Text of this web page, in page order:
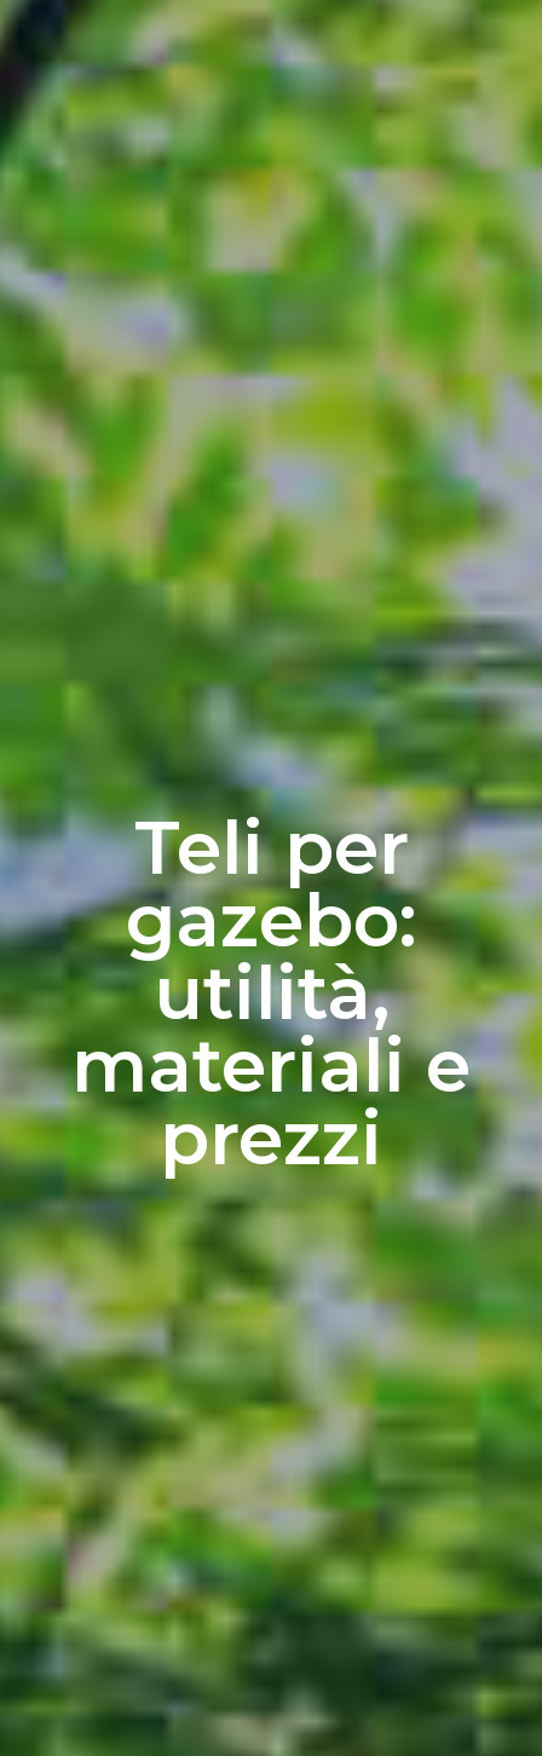
Teli per
gazebo:
utilità,
materiali e
prezzi